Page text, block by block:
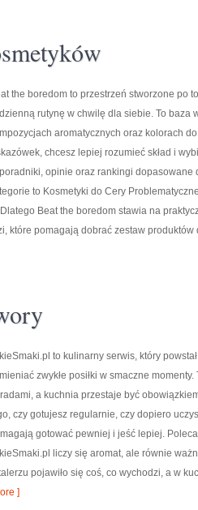
the boredom to przestrzeń stworzone po
rutynę w chwilę dla siebie. To baza
aromatycznych oraz kolorach
chcesz lepiej rozumieć skład i
opinie oraz rankingi dopasowane
to Kosmetyki do Cery
Beat the boredom stawia na
które pomagają dobrać zestaw produktów
to kulinarny serwis, który
zwykłe posiłki w smaczne
a kuchnia przestaje być
czy gotujesz regularnie, czy dopiero
gotować pewniej i jeść lepiej.
liczy się aromat, ale równie
pojawiło się coś, co wychodzi, a w
]